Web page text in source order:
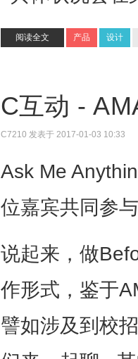
阅读全文 产品 设计
C互动 -
C7210 发表于 2017-01-03 10:33
Ask Me
位嘉宾共同参与
说起来，做
作形式，鉴于
譬如涉及到校